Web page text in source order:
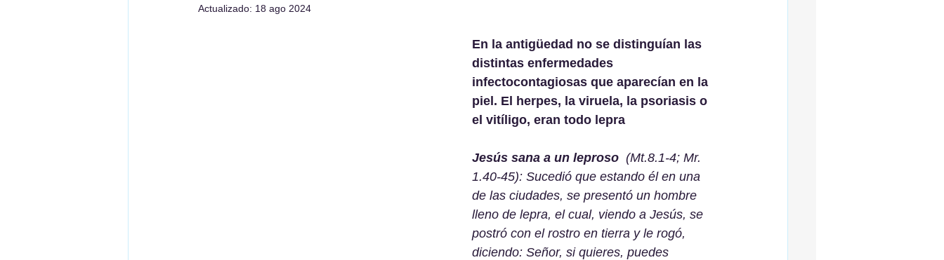
Actualizado: 18 ago 2024
En la antigüedad no se distinguían las
distintas enfermedades
infectocontagiosas que aparecían en la
piel. El herpes, la viruela, la psoriasis o
el vitíligo, eran todo lepra
Jesús sana a un leproso
  (Mt.8.1-4; Mr.
1.40-45): Sucedió que estando él en una
de las ciudades, se presentó un hombre
lleno de lepra, el cual, viendo a Jesús, se
postró con el rostro en tierra y le rogó,
diciendo: Señor, si quieres, puedes